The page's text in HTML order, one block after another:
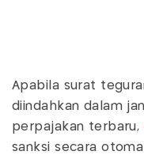
Apabila surat
diindahkan dalam
perpajakan terbaru,
sanksi secara